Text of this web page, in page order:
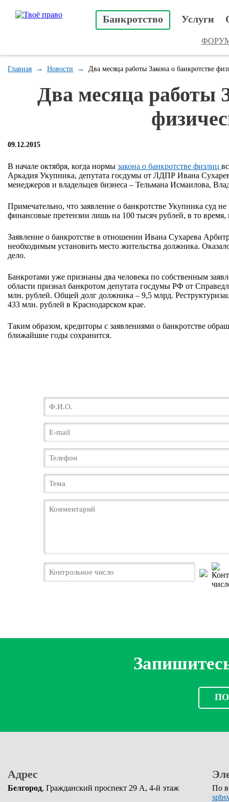
Банкротство Услуги
Главная → Новости → Два месяца работы Закона о банкротстве
Два месяца работы
09.12.2015
В начале октября, когда нормы закона о банкротстве физлиц
Аркадия Укупника, депутата госдумы от ЛДПР Ивана
менеджеров и владельцев бизнеса – Тельмана Исмаилова,
Примечательно, что заявление о банкротстве Укупника суд
финансовые претензии лишь на 100 тысяч рублей, в то время,
Заявление о банкротстве в отношении Ивана Сухарева
необходимым установить место жительства должника.
дело.
Банкротами уже признаны два человека по собственным
области признал банкротом депутата госдумы РФ от
млн. рублей. Общей долг должника – 9,5 млрд.
433 млн. рублей в Краснодарском крае.
Таким образом, кредиторы с заявлениями о банкротстве
ближайшие годы сохранится.
Адрес
Белгород, Гражданский проспект 29 А, 4-й этаж
По